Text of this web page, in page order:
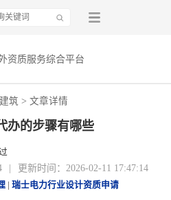
资质服务综合平台
建筑 > 文章详情
办的步骤有哪些
更新时间：2026-02-11 17:47:14
瑞士电力行业设计资质申请